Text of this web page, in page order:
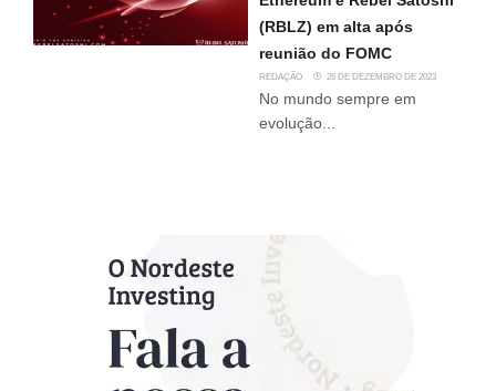
(RBLZ) em alta após
reunião do FOMC
REDAÇÃO 26 DE DEZEMBRO DE 2023
No mundo sempre em
evolução...